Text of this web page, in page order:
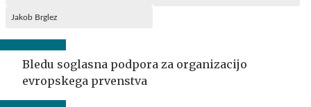
Jakob Brglez
Bledu soglasna podpora za organizacijo
evropskega prvenstva